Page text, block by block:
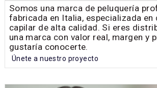
Somos una marca de peluquería
fabricada en Italia, especializada en
capilar de alta calidad. Si eres
una marca con valor real, margen y
gustaría conocerte.
Únete a nuestro proyecto